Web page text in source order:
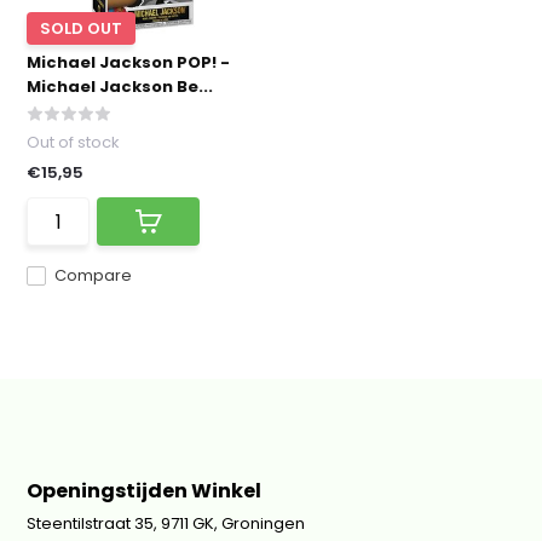
SOLD OUT
Michael Jackson POP! -
Michael Jackson Be...
Compare
Out of stock
€15,95
Openingstijden Winkel
Steentilstraat 35, 9711 GK, Groningen